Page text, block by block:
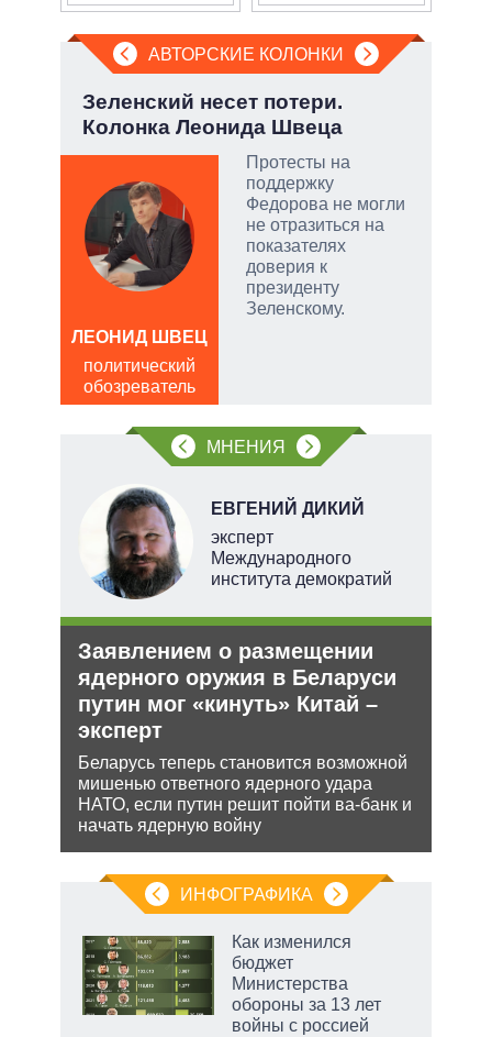
АВТОРСКИЕ КОЛОНКИ
Зеленский несет потери.
Колонка Леонида Швеца
Протесты на
поддержку
Федорова не могли
не отразиться на
показателях
доверия к
президенту
Зеленскому.
ЛЕОНИД ШВЕЦ
политический
обозреватель
МНЕНИЯ
ЕВГЕНИЙ ДИКИЙ
эксперт
Международного
института демократий
Заявлением о размещении
ядерного оружия в Беларуси
путин мог «кинуть» Китай –
эксперт
Беларусь теперь становится возможной
мишенью ответного ядерного удара
НАТО, если путин решит пойти ва-банк и
начать ядерную войну
ИНФОГРАФИКА
Как изменился
бюджет
Министерства
обороны за 13 лет
войны с россией